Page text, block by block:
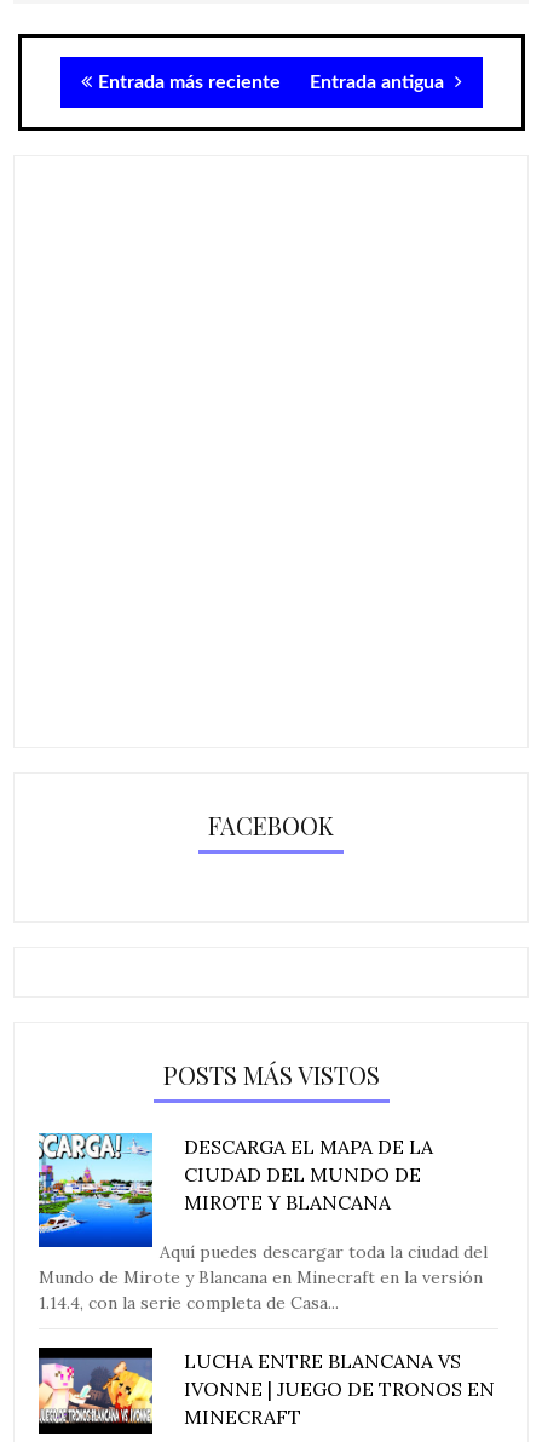
Entrada más reciente Entrada antigua
FACEBOOK
POSTS MÁS VISTOS
DESCARGA EL MAPA DE LA
CIUDAD DEL MUNDO DE
MIROTE Y BLANCANA
Aquí puedes descargar toda la ciudad del
Mundo de Mirote y Blancana en Minecraft en la versión
1.14.4, con la serie completa de Casa...
LUCHA ENTRE BLANCANA VS
IVONNE | JUEGO DE TRONOS EN
MINECRAFT